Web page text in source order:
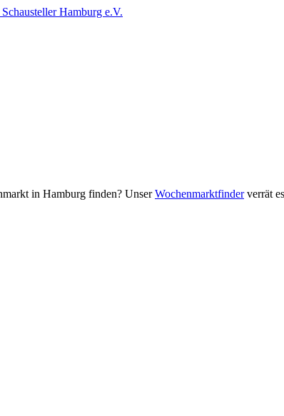
in Hamburg finden? UnserWochenmarktfinderverrät